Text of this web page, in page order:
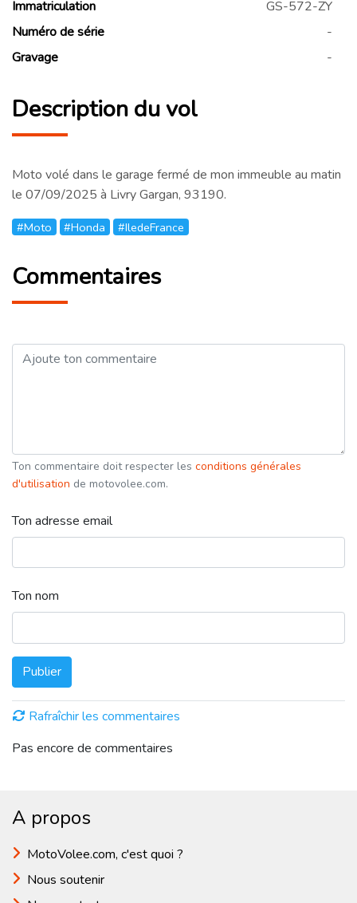
Immatriculation
GS-572-ZY
Numéro de série
-
Gravage
-
Description du vol
Moto volé dans le garage fermé de mon immeuble au matin
le 07/09/2025 à Livry Gargan, 93190.
#Moto #Honda #IledeFrance
Commentaires
Ton commentaire doit respecter les conditions générales
d'utilisation de motovolee.com.
Ton adresse email
Ton nom
Publier
Rafraîchir les commentaires
Pas encore de commentaires
A propos
MotoVolee.com, c'est quoi ?
Nous soutenir